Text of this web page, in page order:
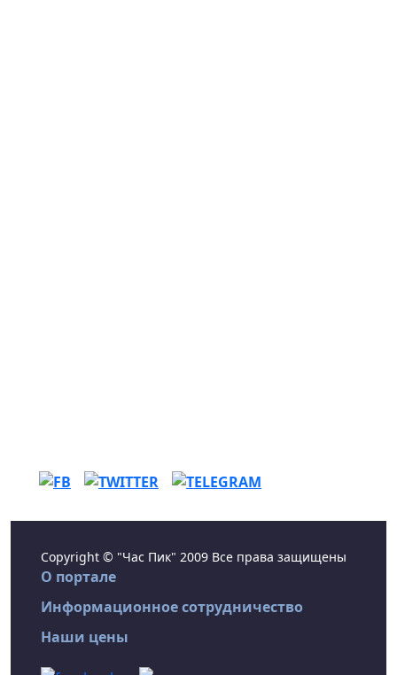
Copyright © "Час Пик" 2009 Все права защищены
О портале
Информационное сотрудничество
Наши цены